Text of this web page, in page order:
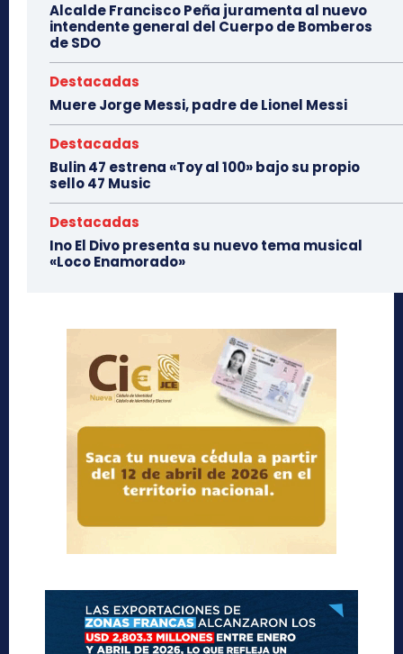
Alcalde Francisco Peña juramenta al nuevo
intendente general del Cuerpo de Bomberos
de SDO
Destacadas
Muere Jorge Messi, padre de Lionel Messi
Destacadas
Bulin 47 estrena «Toy al 100» bajo su propio
sello 47 Music
Destacadas
Ino El Divo presenta su nuevo tema musical
«Loco Enamorado»